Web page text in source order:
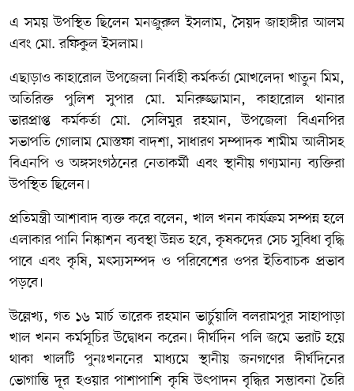
এ সময় উপস্থিত ছিলেনমনজুরুল ইসলাম,সৈয়দ জাহাঙ্গীর আলম
এবং মো. রফিকুল ইসলাম।
এছাড়াও কাহারোল উপজেলা নির্বাহী কর্মকর্তা মোখলেদা খাতুন মিম,
অতিরিক্ত পুলিশ সুপার মো. মনিরুজ্জামান, কাহারোল থানার
ভারপ্রাপ্ত কর্মকর্তা মো. সেলিমুর রহমান, উপজেলা বিএনপির
সভাপতি গোলাম মোস্তফা বাদশা, সাধারণ সম্পাদক শামীম আলীসহ
বিএনপি ও অঙ্গসংগঠনের নেতাকর্মী এবং স্থানীয় গণ্যমান্য ব্যক্তিরা
উপস্থিত ছিলেন।
প্রতিমন্ত্রী আশাবাদ ব্যক্ত করে বলেন, খাল খনন কার্যক্রম সম্পন্ন হলে
এলাকার পানি নিষ্কাশন ব্যবস্থা উন্নত হবে, কৃষকদের সেচ সুবিধা বৃদ্ধি
পাবে এবং কৃষি, মৎস্যসম্পদ ও পরিবেশের ওপর ইতিবাচক প্রভাব
পড়বে।
উল্লেখ্য, গত ১৬ মার্চতারেক রহমান ভার্চুয়ালি বলরামপুর সাহাপাড়া
খাল খনন কর্মসূচির উদ্বোধন করেন। দীর্ঘদিন পলি জমে ভরাট হয়ে
থাকা খালটি পুনঃখননের মাধ্যমে স্থানীয় জনগণের দীর্ঘদিনের
ভোগান্তি দূর হওয়ার পাশাপাশি কৃষি উৎপাদন বৃদ্ধির সম্ভাবনা তৈরি